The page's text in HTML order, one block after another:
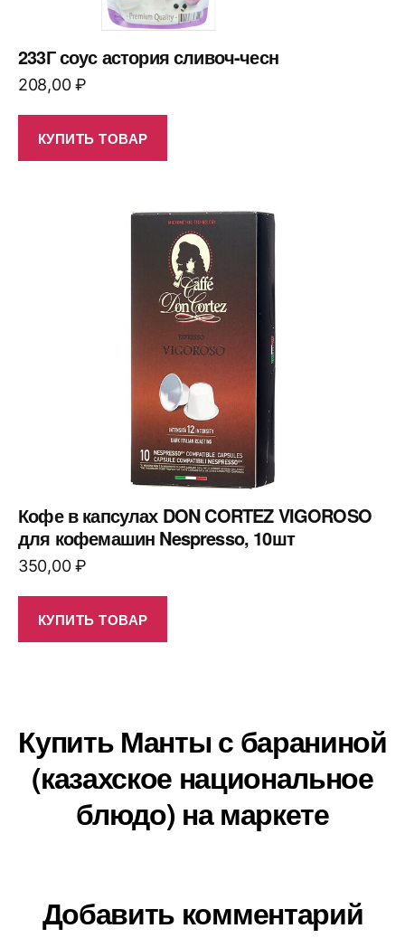
233Г соус астория сливоч-чесн
208,00₽
КУПИТЬ ТОВАР
Кофе в капсулах DON CORTEZ VIGOROSO
для кофемашин Nespresso, 10шт
350,00₽
КУПИТЬ ТОВАР
Купить Манты с бараниной
(казахское национальное
блюдо) на маркете
Добавить комментарий